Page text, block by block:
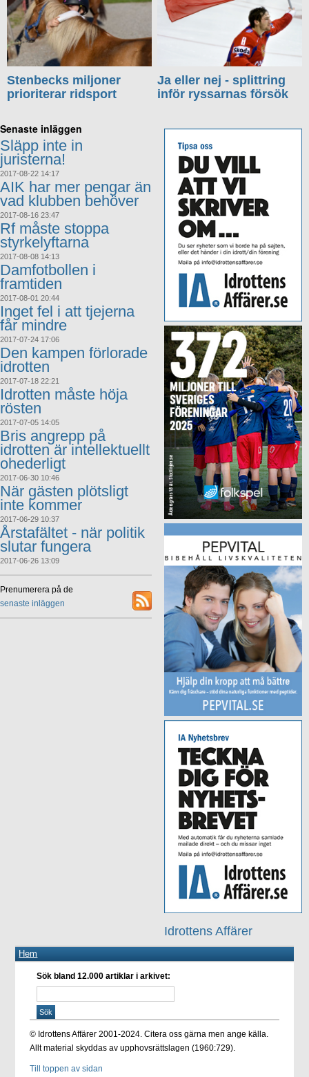
Stenbecks miljoner
prioriterar ridsport
Ja eller nej - splittring
inför ryssarnas försök
Idrottens Affärer
Senaste inläggen
Släpp inte in
juristerna!
2017-08-22 14:17
AIK har mer pengar än
vad klubben behöver
2017-08-16 23:47
Rf måste stoppa
styrkelyftarna
2017-08-08 14:13
Damfotbollen i
framtiden
2017-08-01 20:44
Inget fel i att tjejerna
får mindre
2017-07-24 17:06
Den kampen förlorade
idrotten
2017-07-18 22:21
Idrotten måste höja
rösten
2017-07-05 14:05
Bris angrepp på
idrotten är intellektuellt
ohederligt
2017-06-30 10:46
När gästen plötsligt
inte kommer
2017-06-29 10:37
Årstafältet - när politik
slutar fungera
2017-06-26 13:09
Prenumerera på de
senaste inläggen
Hem
Sök bland 12.000 artiklar i arkivet:
© Idrottens Affärer 2001-2024. Citera oss gärna men ange källa.
Allt material skyddas av upphovsrättslagen (1960:729).
Till toppen av sidan